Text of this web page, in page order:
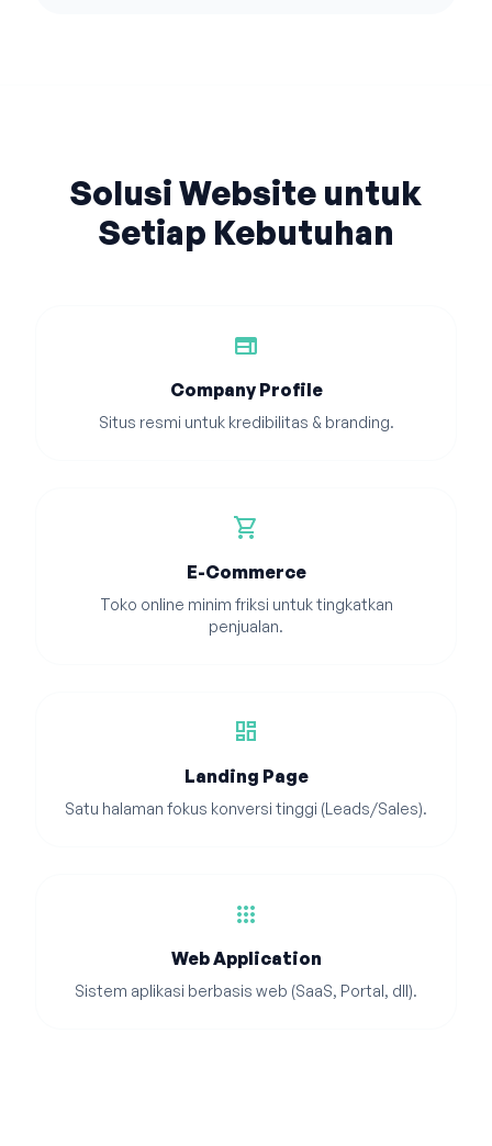
Solusi Website untuk
Setiap Kebutuhan
web
Company Profile
Situs resmi untuk kredibilitas & branding.
shopping_cart
E-Commerce
Toko online minim friksi untuk tingkatkan
penjualan.
dashboard
Landing Page
Satu halaman fokus konversi tinggi (Leads/Sales).
apps
Web Application
Sistem aplikasi berbasis web (SaaS, Portal, dll).